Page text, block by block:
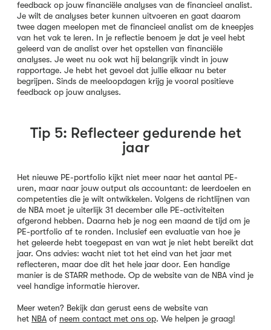
feedback op jouw financiële analyses van de financieel analist.
Je wilt de analyses beter kunnen uitvoeren en gaat daarom
twee dagen meelopen met de financieel analist om de kneepjes
van het vak te leren. In je reflectie benoem je dat je veel hebt
geleerd van de analist over het opstellen van financiële
analyses. Je weet nu ook wat hij belangrijk vindt in jouw
rapportage. Je hebt het gevoel dat jullie elkaar nu beter
begrijpen. Sinds de meeloopdagen krijg je vooral positieve
feedback op jouw analyses.
Tip 5: Reflecteer gedurende het
jaar
Het nieuwe PE-portfolio kijkt niet meer naar het aantal PE-
uren, maar naar jouw output als accountant: de leerdoelen en
competenties die je wilt ontwikkelen. Volgens de richtlijnen van
de NBA moet je uiterlijk 31 december alle PE-activiteiten
afgerond hebben. Daarna heb je nog een maand de tijd om je
PE-portfolio af te ronden. Inclusief een evaluatie van hoe je
het geleerde hebt toegepast en van wat je niet hebt bereikt dat
jaar. Ons advies: wacht niet tot het eind van het jaar met
reflecteren, maar doe dit het hele jaar door. Een handige
manier is de STARR methode. Op de website van de NBA vind je
veel handige informatie hierover.
Meer weten? Bekijk dan gerust eens de website van
het NBA of neem contact met ons op. We helpen je graag!